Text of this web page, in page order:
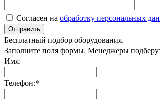
Согласен на обработку персональных
Отправить
Бесплатный подбор оборудования.
Заполните поля формы. Менеджеры
Имя:
Телефон:*